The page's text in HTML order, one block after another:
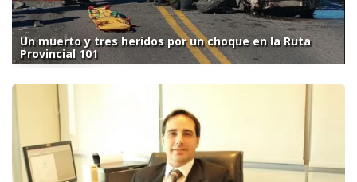
Un muerto y tres heridos por un choque en la Ruta
Provincial 101